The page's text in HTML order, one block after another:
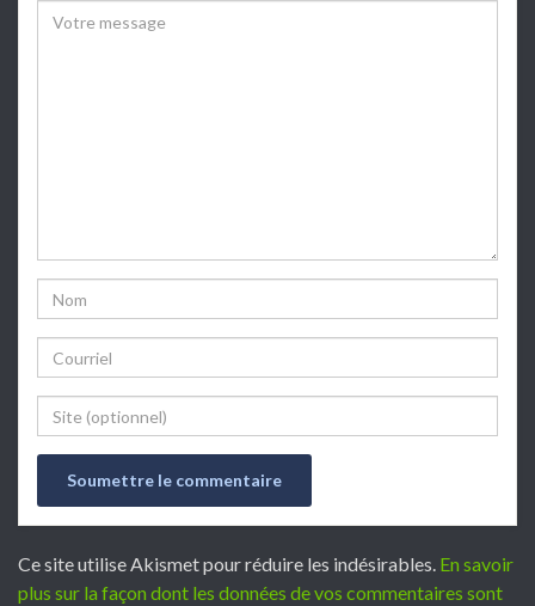
Comment
Name
Email
Website
Ce site utilise Akismet pour réduire les indésirables. En savoir
plus sur la façon dont les données de vos commentaires sont